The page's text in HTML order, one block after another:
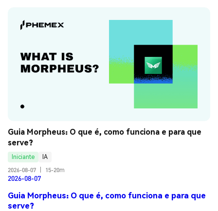
Guia Morpheus: O que é, como funciona e para que
serve?
Iniciante
IA
2026-08-07
15-20m
2026-08-07
Guia Morpheus: O que é, como funciona e para que
serve?